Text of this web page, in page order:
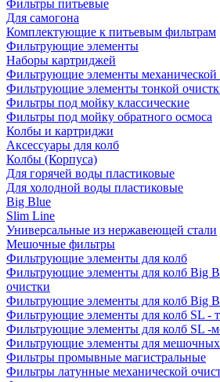
Фильтры питьевые
Для самогона
Комплектующие к питьевым фильтрам
Фильтрующие элементы
Наборы картриджей
Фильтрующие элементы механической
Фильтрующие элементы тонкой
Фильтры под мойку классические
Фильтры под мойку обратного осмоса
Колбы и картриджи
Аксессуары для колб
Колбы (Корпуса)
Для горячей воды пластиковые
Для холодной воды пластиковые
Big Blue
Slim Line
Универсальные из нержавеющей стали
Мешочные фильтры
Фильтрующие элементы для колб
Фильтрующие элементы для колб Big
очистки
Фильтрующие элементы для колб Big
Фильтрующие элементы для колб SL -
Фильтрующие элементы для колб SL -
Фильтрующие элементы для мешочных
Фильтры промывные магистральные
Фильтры латунные механической